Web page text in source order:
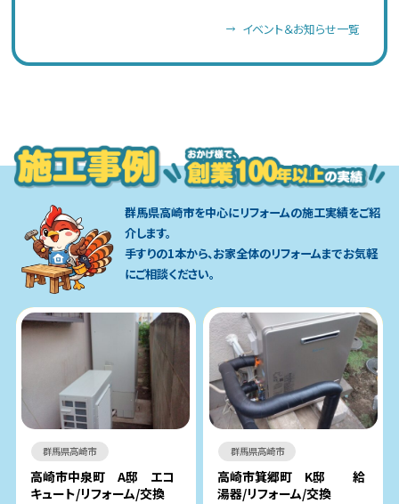
イベント＆お知らせ一覧
群馬県高崎市を中心にリフォームの施工実績をご紹
介します。
手すりの1本から、お家全体のリフォームまでお気軽
にご相談ください。
群馬県高崎市
高崎市中泉町 A邸 エコ
キュート/リフォーム/交換
群馬県高崎市
高崎市箕郷町 K邸 給
湯器/リフォーム/交換